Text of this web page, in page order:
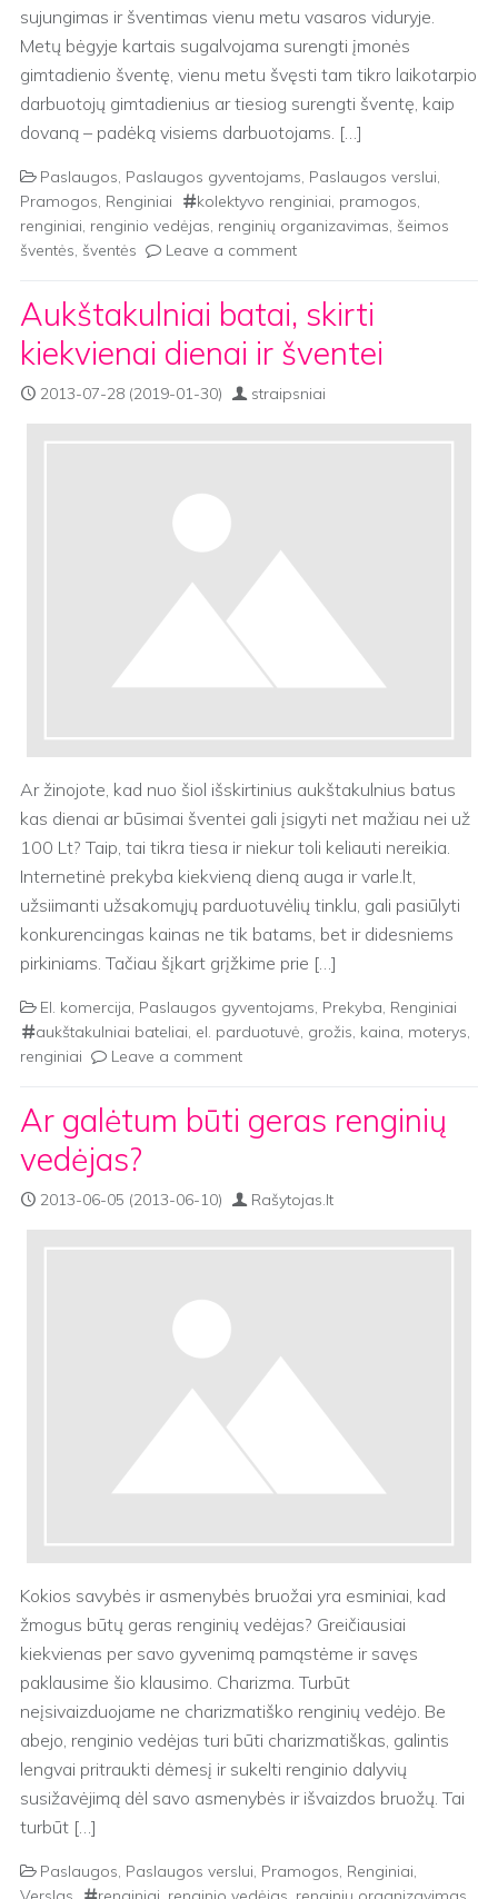
sujungimas ir šventimas vienu metu vasaros viduryje.
Metų bėgyje kartais sugalvojama surengti įmonės
gimtadienio šventę, vienu metu švęsti tam tikro laikotarpio
darbuotojų gimtadienius ar tiesiog surengti šventę, kaip
dovaną – padėką visiems darbuotojams. […]
Paslaugos, Paslaugos gyventojams, Paslaugos verslui,
Pramogos, Renginiai kolektyvo renginiai, pramogos,
renginiai, renginio vedėjas, renginių organizavimas, šeimos
šventės, šventės Leave a comment
Aukštakulniai batai, skirti
kiekvienai dienai ir šventei
2013-07-28 (2019-01-30) straipsniai
Ar žinojote, kad nuo šiol išskirtinius aukštakulnius batus
kas dienai ar būsimai šventei gali įsigyti net mažiau nei už
100 Lt? Taip, tai tikra tiesa ir niekur toli keliauti nereikia.
Internetinė prekyba kiekvieną dieną auga ir varle.lt,
užsiimanti užsakomųjų parduotuvėlių tinklu, gali pasiūlyti
konkurencingas kainas ne tik batams, bet ir didesniems
pirkiniams. Tačiau šįkart grįžkime prie […]
El. komercija, Paslaugos gyventojams, Prekyba, Renginiai
aukštakulniai bateliai, el. parduotuvė, grožis, kaina, moterys,
renginiai
Leave a comment
Ar galėtum būti geras renginių
vedėjas?
2013-06-05 (2013-06-10) Rašytojas.lt
Kokios savybės ir asmenybės bruožai yra esminiai, kad
žmogus būtų geras renginių vedėjas? Greičiausiai
kiekvienas per savo gyvenimą pamąstėme ir savęs
paklausime šio klausimo. Charizma. Turbūt
neįsivaizduojame ne charizmatiško renginių vedėjo. Be
abejo, renginio vedėjas turi būti charizmatiškas, galintis
lengvai pritraukti dėmesį ir sukelti renginio dalyvių
susižavėjimą dėl savo asmenybės ir išvaizdos bruožų. Tai
turbūt […]
Paslaugos, Paslaugos verslui, Pramogos, Renginiai,